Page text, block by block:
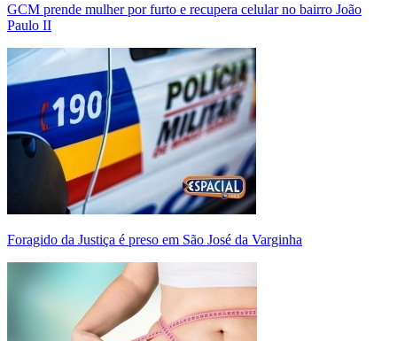
GCM prende mulher por furto e recupera celular no bairro João
Paulo II
Foragido da Justiça é preso em São José da Varginha